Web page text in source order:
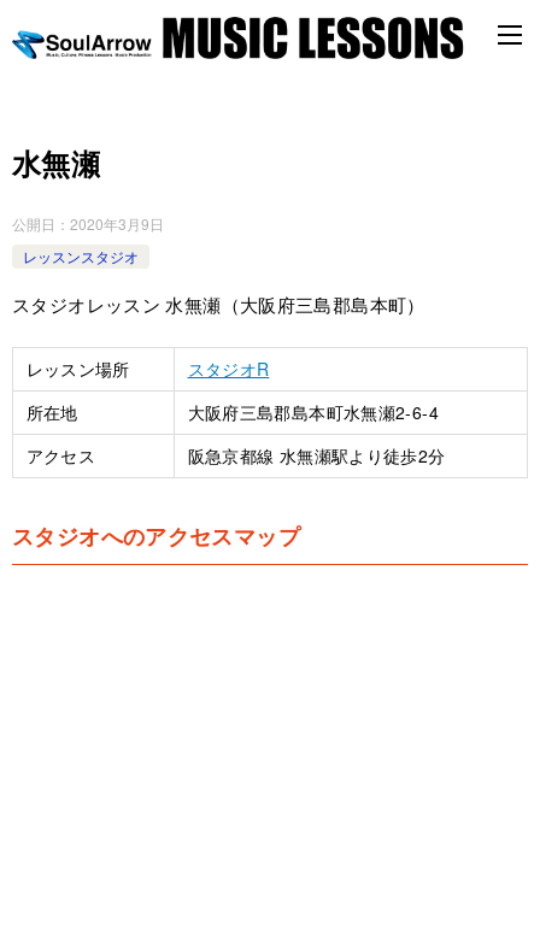
水無瀬
公開日： 2020年3月9日
レッスンスタジオ
スタジオレッスン 水無瀬（大阪府三島郡島本町）
レッスン場所
スタジオR
所在地
大阪府三島郡島本町水無瀬2-6-4
アクセス
阪急京都線 水無瀬駅より徒歩2分
スタジオへのアクセスマップ